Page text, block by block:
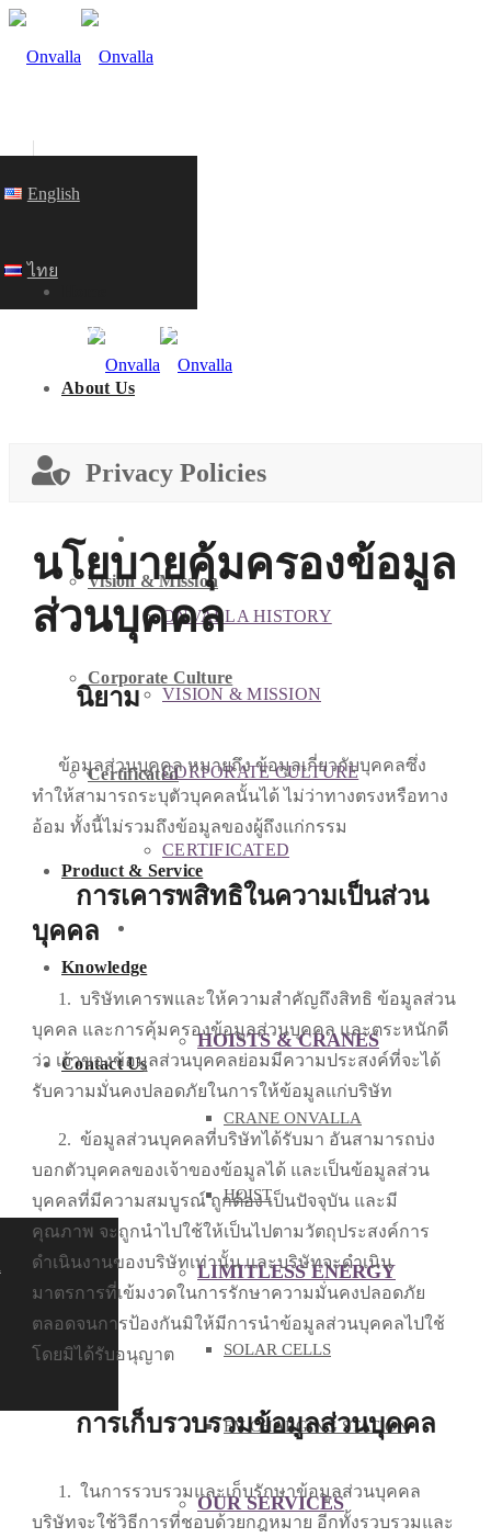
About Us
Onvalla History
Vision & Mission
Corporate Culture
Certificated
Product & Service
Knowledge
Contact Us
English
ไทย
HOME
ABOUT US
ONVALLA HISTORY
VISION & MISSION
CORPORATE CULTURE
CERTIFICATED
HOISTS & CRANES
CRANE ONVALLA
HOIST
LIMITLESS ENERGY
SOLAR CELLS
EV CHARGING STATION
OUR SERVICES
PRIVACY POLICY
Privacy Policies
นโยบายคุ้มครองข้อมูล
ส่วนบุคคล
นิยาม
ข้อมูลส่วนบุคคล หมายถึง ข้อมูลเกี่ยวกับบุคคลซึ่ง
ทำให้สามารถระบุตัวบุคคลนั้นได้ ไม่ว่าทางตรงหรือทาง
อ้อม ทั้งนี้ไม่รวมถึงข้อมูลของผู้ถึงแก่กรรม
การเคารพสิทธิในความเป็นส่วน
บุคคล
1. บริษัทเคารพและให้ความสำคัญถึงสิทธิ ข้อมูลส่วน
บุคคล และการคุ้มครองข้อมูลส่วนบุคคล และตระหนักดี
ว่า เจ้าของข้อมูลส่วนบุคคลย่อมมีความประสงค์ที่จะได้
รับความมั่นคงปลอดภัยในการให้ข้อมูลแก่บริษัท
2. ข้อมูลส่วนบุคคลที่บริษัทได้รับมา อันสามารถบ่ง
บอกตัวบุคคลของเจ้าของข้อมูลได้ และเป็นข้อมูลส่วน
บุคคลที่มีความสมบูรณ์ ถูกต้อง เป็นปัจจุบัน และมี
คุณภาพ จะถูกนำไปใช้ให้เป็นไปตามวัตถุประสงค์การ
ดำเนินงานของบริษัทเท่านั้น และบริษัทจะดำเนิน
มาตรการที่เข้มงวดในการรักษาความมั่นคงปลอดภัย
ตลอดจนการป้องกันมิให้มีการนำข้อมูลส่วนบุคคลไปใช้
โดยมิได้รับอนุญาต
การเก็บรวบรวมข้อมูลส่วนบุคคล
1. ในการรวบรวมและเก็บรักษาข้อมูลส่วนบุคคล
บริษัทจะใช้วิธีการที่ชอบด้วยกฎหมาย อีกทั้งรวบรวมและ